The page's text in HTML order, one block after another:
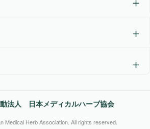
法人 日本メディカルハーブ協会
Medical Herb Association. All rights reserved.